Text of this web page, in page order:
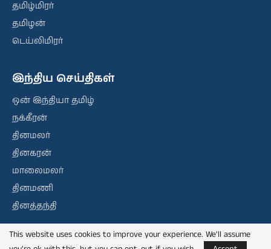
தமிழ்மிரர்
தமிழன்
டெய்லிமிரர்
இந்திய செய்திகள்
ஒன் இந்தியா தமிழ்
நக்கீரன்
தினமலர்
தினகரன்
மாலைமலர்
தினமணி
தினத்தந்தி
This website uses cookies to improve your experience. We'll assume